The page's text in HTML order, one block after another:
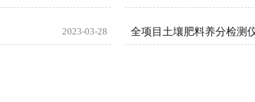
2023-03-28